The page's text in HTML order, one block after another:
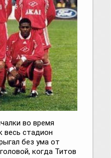
во время
весь стадион
без ума от
когда Титов